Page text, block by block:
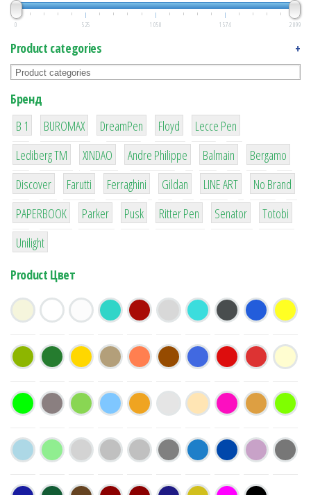
0 525 1 050 1 574 2 099
Product categories +
Бренд
B 1
1
BUROMAX
1
DreamPen
2
Floyd
2
Lecce Pen
3
Lediberg ТМ
3
XINDAO
1
Andre Philippe
4
Balmain
26
Bergamo
64
Discover
299
Farutti
4
Ferraghini
42
Gildan
4
LINE ART
90
No Brand
8
PAPERBOOK
6
Parker
2
Pusk
22
Ritter Pen
15
Senator
43
Totobi
1
Unilight
Product Цвет